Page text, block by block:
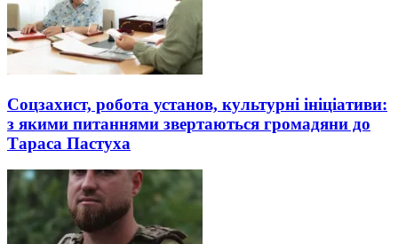
Соцзахист, робота установ, культурні ініціативи:
з якими питаннями звертаються громадяни до
Тараса Пастуха